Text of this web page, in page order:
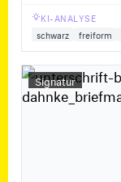
KI-ANALYSE
schwarz
freiform
Signatur